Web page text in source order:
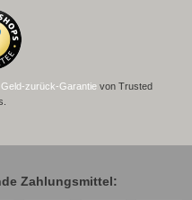
Geld-zurück-Garantievon Trusted
Zahlungsmittel: